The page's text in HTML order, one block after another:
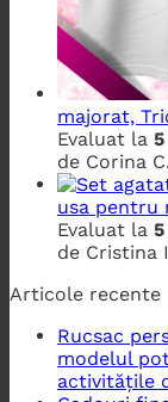
majorat,
Evaluat la 5
de Corina C.
usa pentru
Evaluat la 5
de Cristina
Articole recente
Rucsac
modelul
activitățile